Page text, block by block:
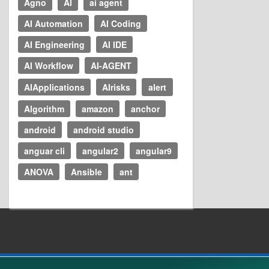
AI Automation
AI Coding
AI Engineering
AI IDE
AI Workflow
AI-AGENT
AIApplications
AIrisks
alert
Algorithm
amazon
anchor
android
android studio
anguar cli
angular2
angular9
ANOVA
Ansible ant